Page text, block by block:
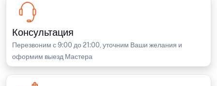
Консультация
Перезвоним с 9:00 до 21:00, уточним Ваши желания и
оформим выезд Мастера